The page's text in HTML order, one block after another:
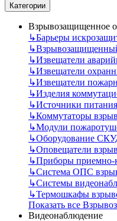
Категории
Взрывозащищенное
↳Барьеры
↳
↳Извещатели
↳Извещатели
↳Извещатели
↳Изделия
↳Источники
↳Коммутаторы
↳Модули
↳Оборудование
↳Оповещатели
↳Приборы приемно-
↳Система ОПС
↳Системы
↳Термошкафы
Показать все
Видеонаблюдение